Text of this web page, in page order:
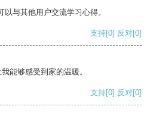
与其他用户交流学习心得。
支持[0] 反对[0]
能够感受到家的温暖。
支持[0] 反对[0]